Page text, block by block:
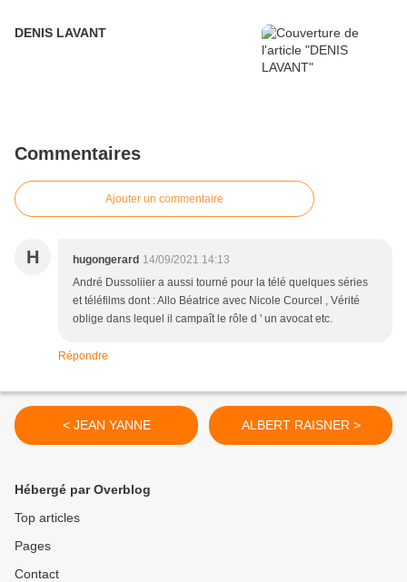
DENIS LAVANT
Commentaires
Ajouter un commentaire
H hugongerard 14/09/2021 14:13
André Dussoliier a aussi tourné pour la télé quelques séries
et téléfilms dont : Allo Béatrice avec Nicole Courcel , Vérité
oblige dans lequel il campaît le rôle d ' un avocat etc.
Répondre
< JEAN YANNE ALBERT RAISNER >
Hébergé par Overblog
Top articles
Pages
Contact